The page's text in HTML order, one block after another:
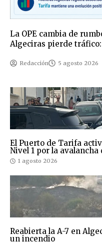
La OPE cambia de
Algeciras pierde
Redacción 5 agosto 2026
El Puerto de Tarifa
Nivel 1 por la avalancha
1 agosto 2026
Reabierta la A-7 en
un incendio